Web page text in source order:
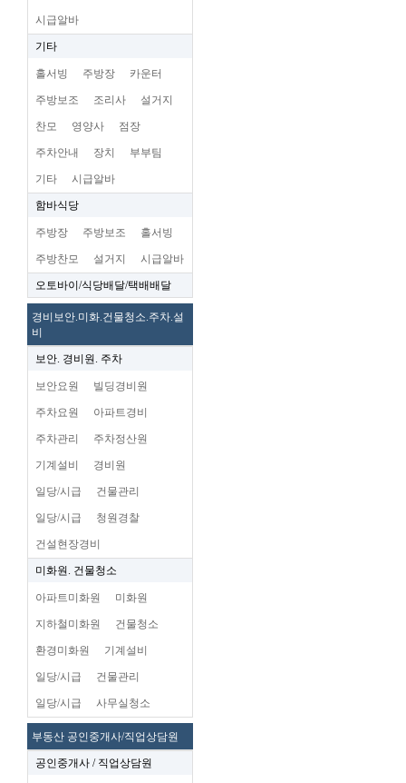
시급알바
기타
홀서빙 주방장 카운터
주방보조 조리사 설거지
찬모 영양사 점장
주차안내 장치 부부팀
기타 시급알바
함바식당
주방장 주방보조 홀서빙
주방찬모 설거지 시급알바
오토바이/식당배달/택배배달
경비보안.미화.건물청소.주차.설
비
보안. 경비원. 주차
보안요원 빌딩경비원
주차요원 아파트경비
주차관리 주차정산원
기계설비 경비원
일당/시급 건물관리
일당/시급 청원경찰
건설현장경비
미화원. 건물청소
아파트미화원 미화원
지하철미화원 건물청소
환경미화원 기계설비
일당/시급 건물관리
일당/시급 사무실청소
부동산 공인중개사/직업상담원
공인중개사 / 직업상담원